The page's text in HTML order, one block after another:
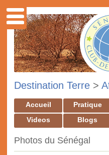
Destination Terre >
Accueil Pratique
Videos
Blogs
Photos du Sénégal